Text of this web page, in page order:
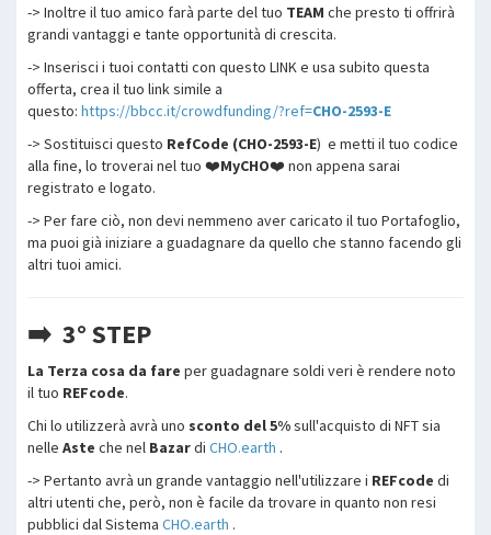
-> Inoltre il tuo amico farà parte del tuo TEAM che presto ti offrirà
grandi vantaggi e tante opportunità di crescita.
-> Inserisci i tuoi contatti con questo LINK e usa subito questa
offerta, crea il tuo link simile a
questo: https://bbcc.it/crowdfunding/?ref=CHO-2593-E
-> Sostituisci questo RefCode (CHO-2593-E) e metti il ​​tuo codice
alla fine, lo troverai nel tuo ❤️MyCHO❤️ non appena sarai
registrato e logato.
-> Per fare ciò, non devi nemmeno aver caricato il tuo Portafoglio,
ma puoi già iniziare a guadagnare da quello che stanno facendo gli
altri tuoi amici.
➡️ 3° STEP
La Terza cosa da fare per guadagnare soldi veri è rendere noto
il tuo REFcode.
Chi lo utilizzerà avrà uno sconto del 5%sull'acquisto di NFT sia
nelle Aste che nel Bazardi CHO.earth .
-> Pertanto avrà un grande vantaggio nell'utilizzare i REFcode di
altri utenti che, però, non è facile da trovare in quanto non resi
pubblici dal Sistema CHO.earth .